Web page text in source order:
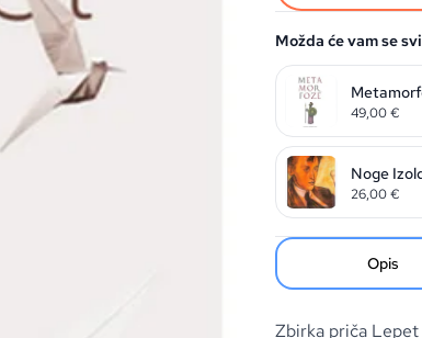
Možda će vam se
49,00€
Noge
26,00€
Opis
Zbirka priča